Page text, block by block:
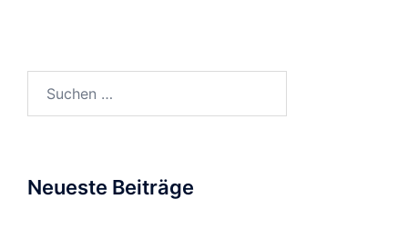
Neueste Beiträge